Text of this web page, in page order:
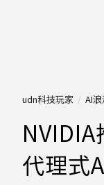
udn科技玩家 AI
代理式